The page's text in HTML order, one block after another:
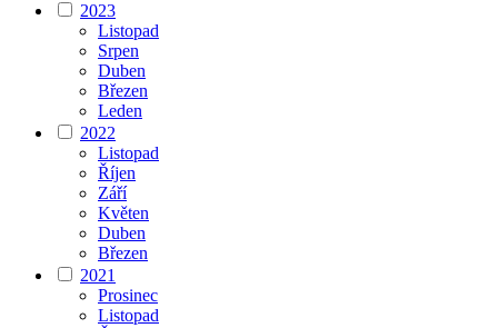
2023
Listopad
Srpen
Duben
Březen
Leden
2022
Listopad
Říjen
Září
Květen
Duben
Březen
2021
Prosinec
Listopad